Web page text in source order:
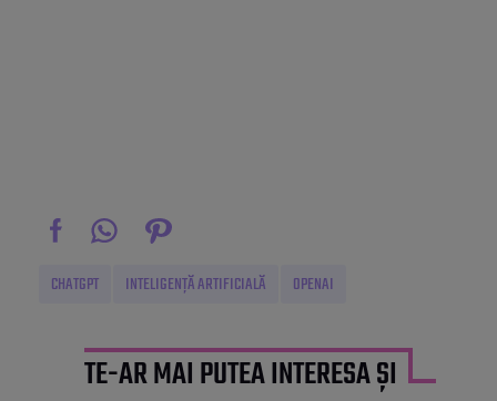
CHATGPT INTELIGENȚĂ ARTIFICIALĂ OPENAI
TE-AR MAI PUTEA INTERESA ȘI